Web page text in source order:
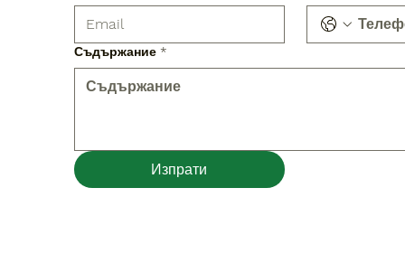
Съдържание *
Изпрати